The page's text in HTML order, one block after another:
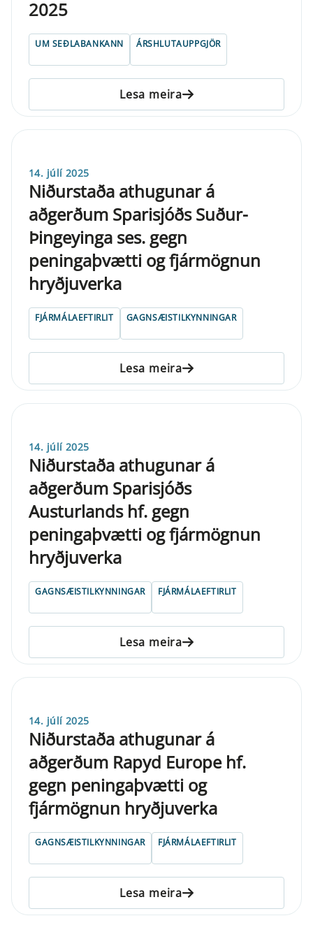
2025
UM SEÐLABANKANN ÁRSHLUTAUPPGJÖR
Lesa meira
14. júlí 2025
Niðurstaða athugunar á
aðgerðum Sparisjóðs Suður-
Þingeyinga ses. gegn
peningaþvætti og fjármögnun
hryðjuverka
FJÁRMÁLAEFTIRLIT GAGNSÆISTILKYNNINGAR
Lesa meira
14. júlí 2025
Niðurstaða athugunar á
aðgerðum Sparisjóðs
Austurlands hf. gegn
peningaþvætti og fjármögnun
hryðjuverka
GAGNSÆISTILKYNNINGAR FJÁRMÁLAEFTIRLIT
Lesa meira
14. júlí 2025
Niðurstaða athugunar á
aðgerðum Rapyd Europe hf.
gegn peningaþvætti og
fjármögnun hryðjuverka
GAGNSÆISTILKYNNINGAR FJÁRMÁLAEFTIRLIT
Lesa meira